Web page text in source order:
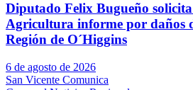
Diputado Felix Bugueño
Agricultura informe por daños
Región de O´Higgins
6 de agosto de 2026
San Vicente Comunica